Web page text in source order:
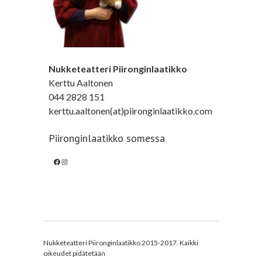
Nukketeatteri Piironginlaatikko
Kerttu Aaltonen
044 2828 151
kerttu.aaltonen(at)piironginlaatikko.com
Piironginlaatikko somessa
Facebook
Instagram
Nukketeatteri Piironginlaatikko 2015-2017. Kaikki
oikeudet pidätetään